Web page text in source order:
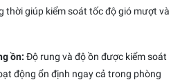
thời giúp kiểm soát tốc độ gió mượt và
ồn: Độ rung và độ ồn được kiểm soát
động ổn định ngay cả trong phòng